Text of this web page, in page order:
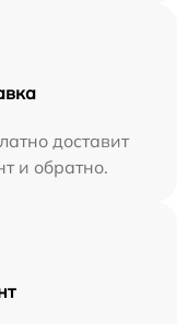
доставит
и обратно.